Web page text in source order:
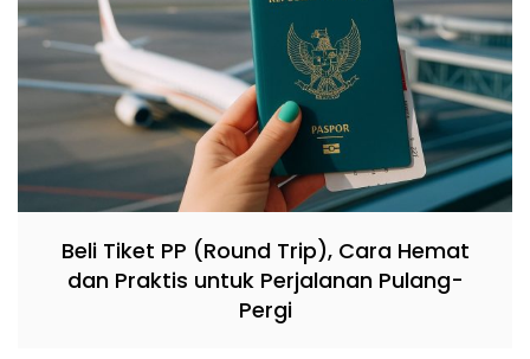
Beli Tiket PP (Round Trip), Cara Hemat
dan Praktis untuk Perjalanan Pulang-
Pergi